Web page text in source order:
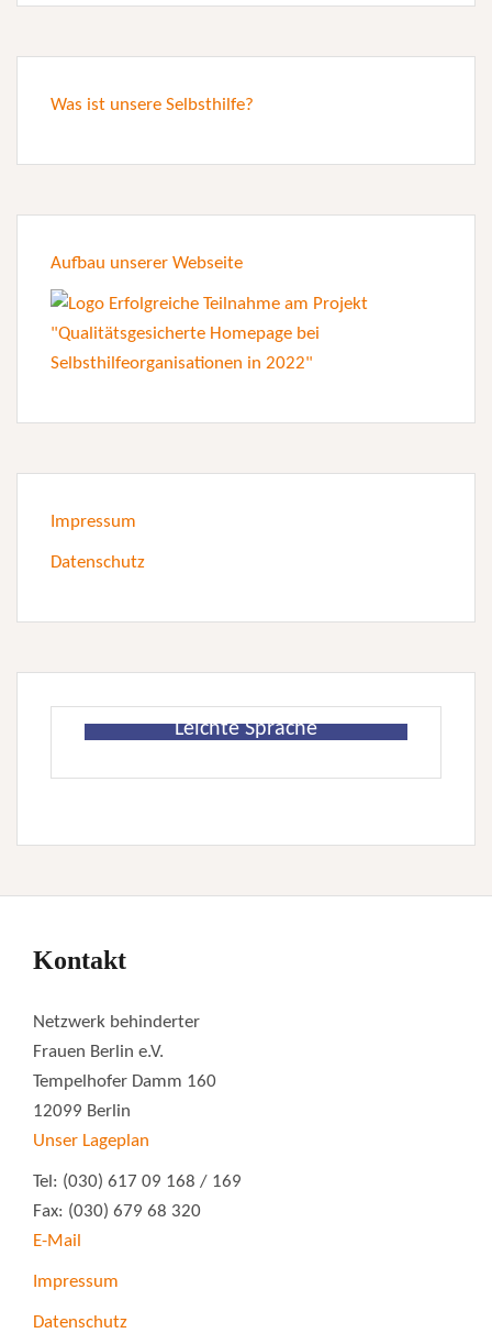
Was ist unsere Selbsthilfe?
Aufbau unserer Webseite
Impressum
Datenschutz
Leichte Sprache
Kontakt
Netzwerk behinderter
Frauen Berlin e.V.
Tempelhofer Damm 160
12099 Berlin
Unser Lageplan
Tel: (030) 617 09 168 / 169
Fax: (030) 679 68 320
E-Mail
Impressum
Datenschutz